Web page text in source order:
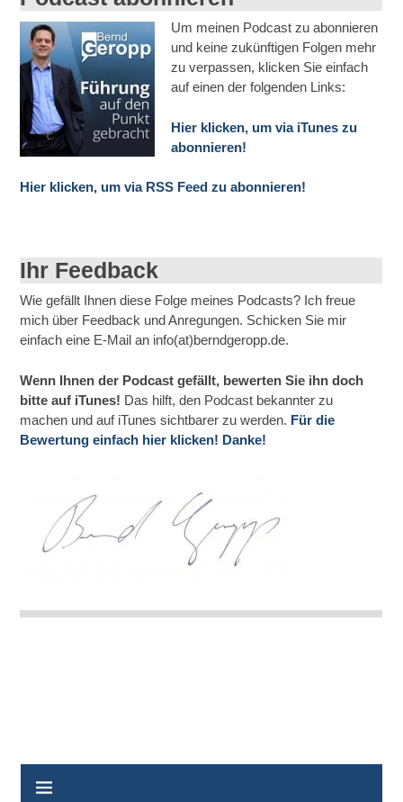
Um meinen Podcast zu abonnieren
und keine zukünftigen Folgen mehr
zu verpassen, klicken Sie einfach
auf einen der folgenden Links:
Hier klicken, um via iTunes zu
abonnieren!
Hier klicken, um via RSS Feed zu abonnieren!
Ihr Feedback
Wie gefällt Ihnen diese Folge meines Podcasts? Ich freue
mich über Feedback und Anregungen. Schicken Sie mir
einfach eine E-Mail an info(at)berndgeropp.de.
Wenn Ihnen der Podcast gefällt, bewerten Sie ihn doch
bitte auf iTunes! Das hilft, den Podcast bekannter zu
machen und auf iTunes sichtbarer zu werden. Für die
Bewertung einfach hier klicken! Danke!